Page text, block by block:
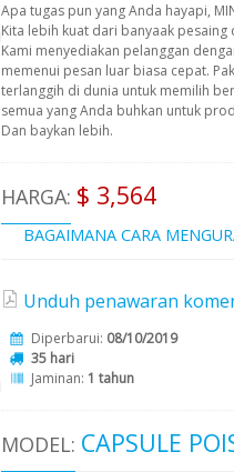
Apa tugas pun yang Anda hayapi,
Kita lebih kuat dari banyaak
Kami menyediakan pelanggan
memenui pesan luar biasa cepat.
terlanggih di dunia untuk memilih
semua yang Anda buhkan untuk
Dan baykan lebih.
HARGA: $ 3,564
BAGAIMANA CARA
Unduh penawaran
Diperbarui: 08/10/2019
35 hari
Jaminan: 1 tahun
MODEL: CAPSULE